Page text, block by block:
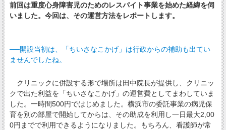
前回は重度心身障害児のためのレスパイト事業を始めた経緯を伺
いました。今回は、その運営方法をレポートします。
──開設当初は、「ちいさなこかげ」は行政からの補助も出てい
ませんでしたね。
クリニックに併設する形で場所は田中院長が提供し、クリニッ
クで出た利益を「ちいさなこかげ」の運営費としてまわしていま
した。一時間500円ではじめました。横浜市の委託事業の病児保
育を別の部屋で開始してからは、その助成を利用し一日最大2,00
0円までで利用できるようになりました。もちろん、看護師が常